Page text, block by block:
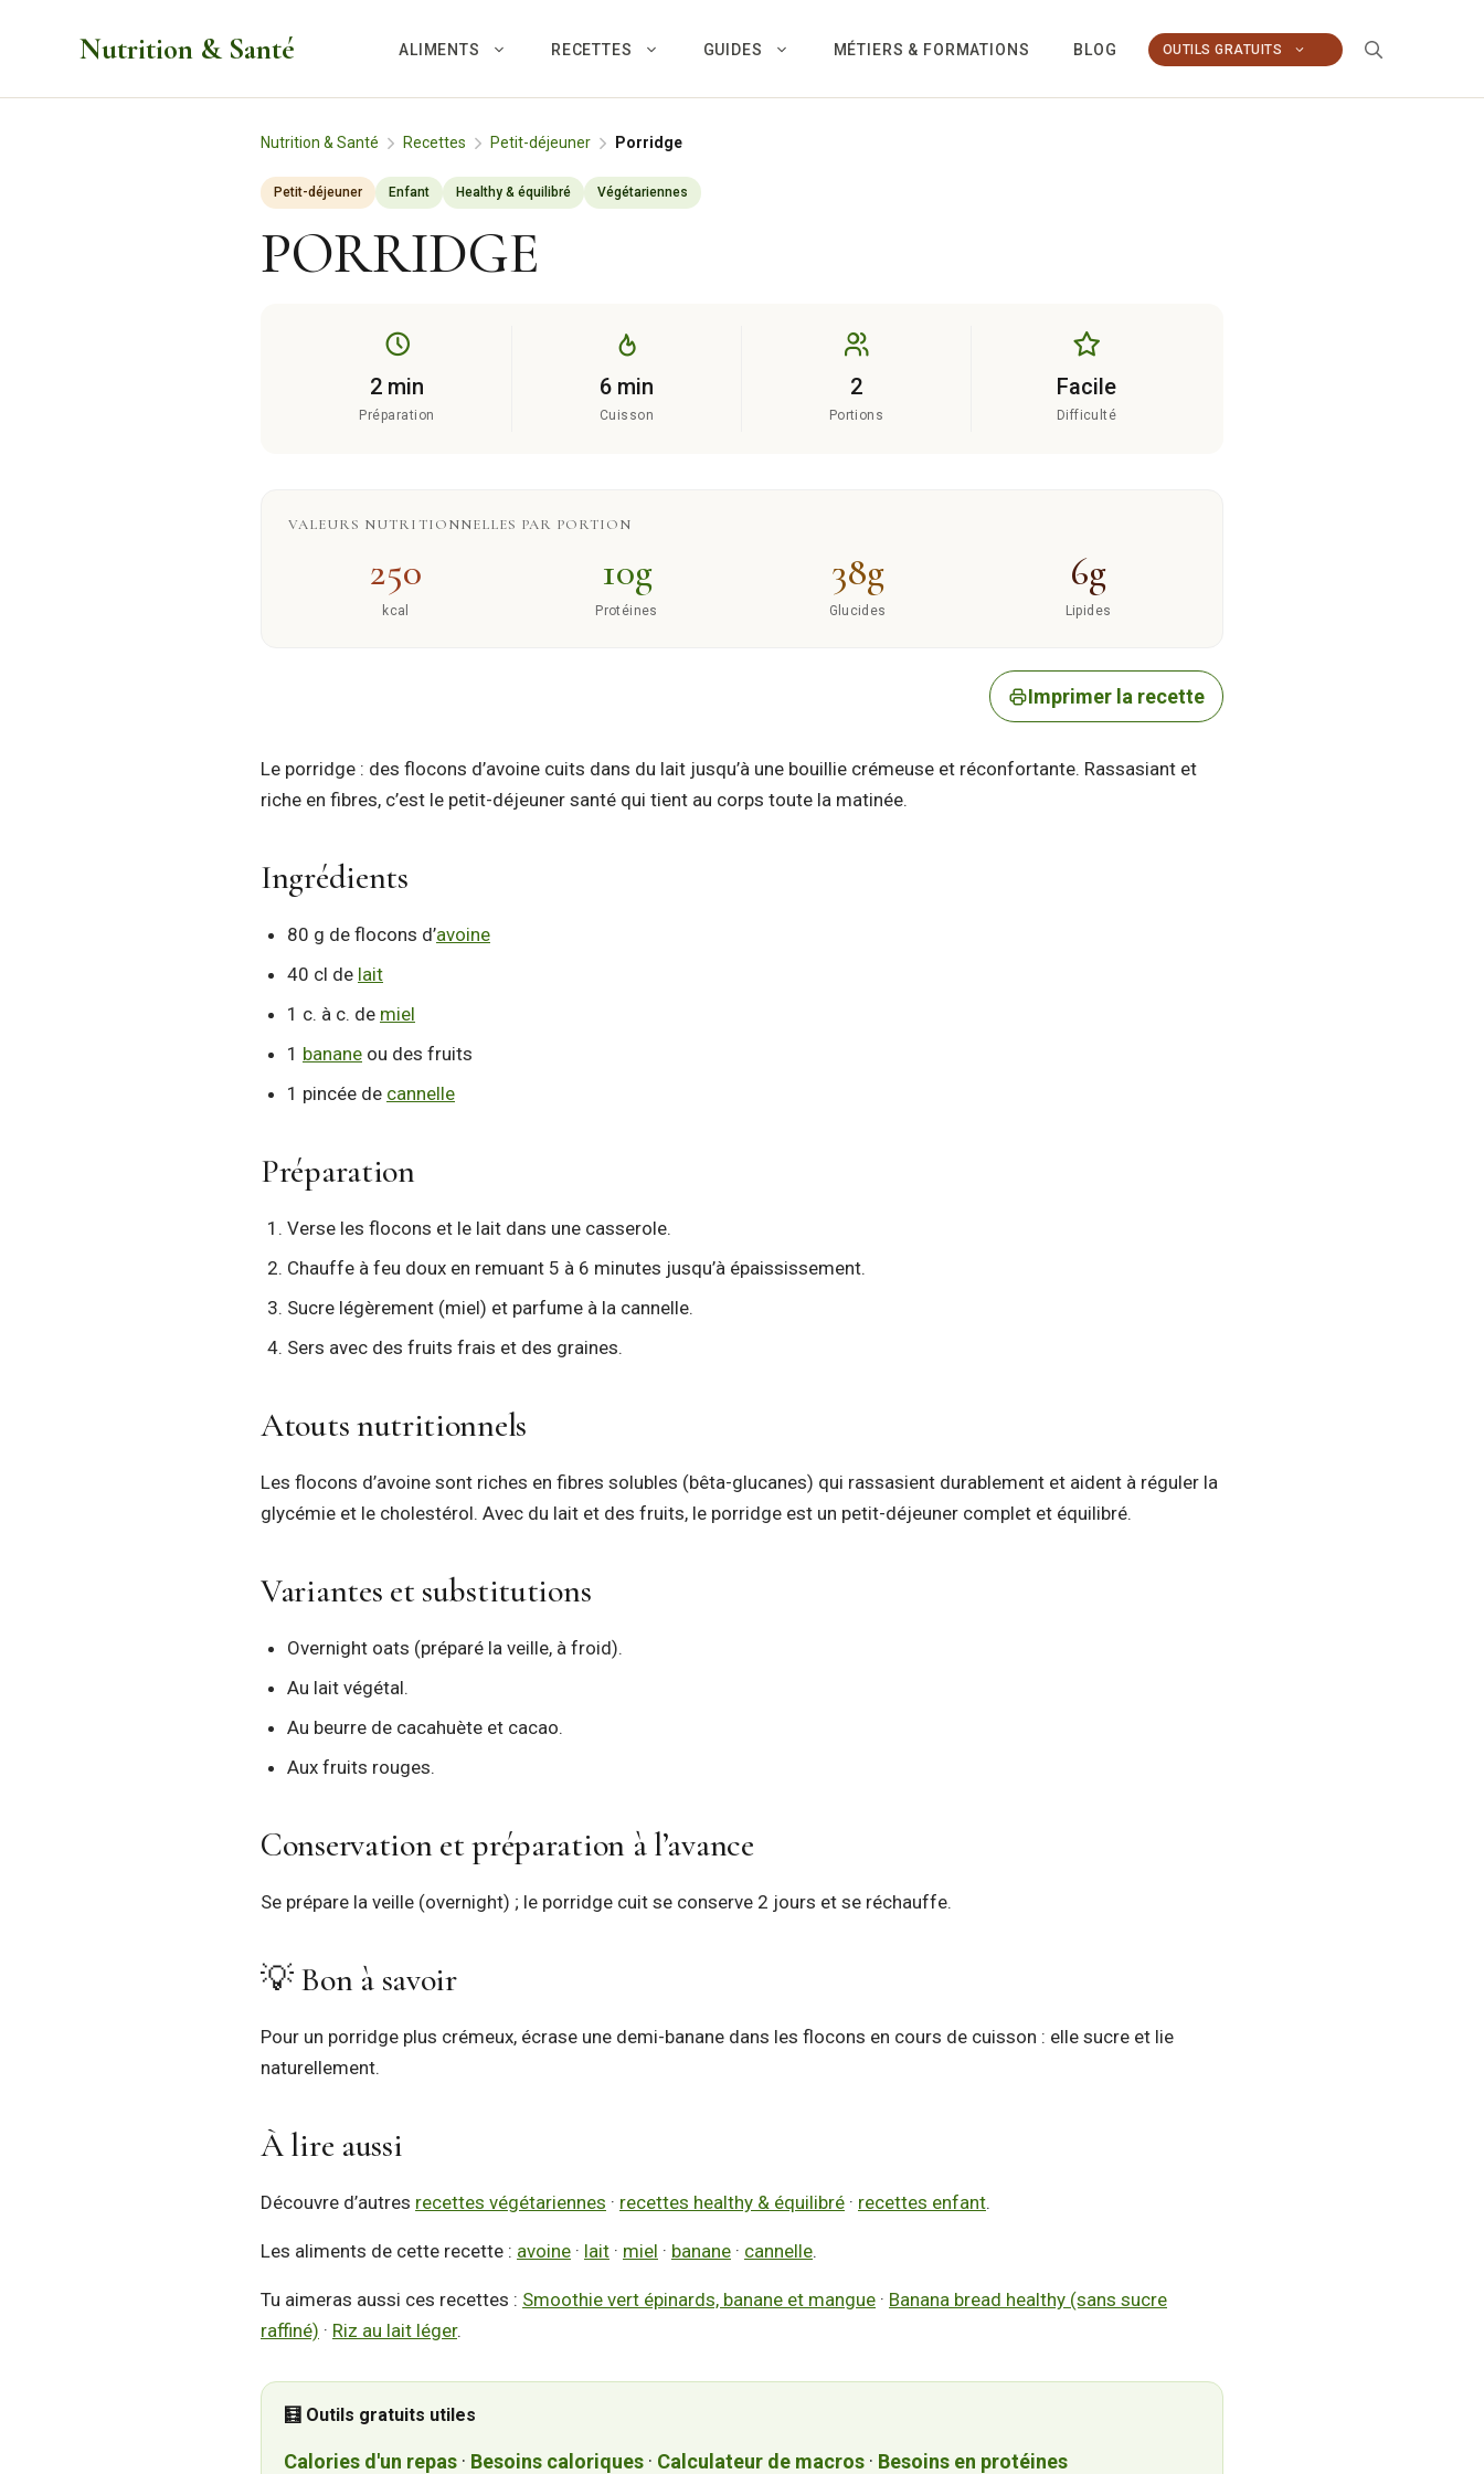
Nutrition & Santé ALIMENTS RECETTES GUIDES MÉTIERS & FORMATIONS BLOG OUTILS GRATUITS
Nutrition & Santé Recettes Petit-déjeuner Porridge
Petit-déjeuner Enfant Healthy & équilibré Végétariennes
PORRIDGE
2 min
Préparation
6 min
Cuisson
2
Portions
Facile
Difficulté
VALEURS NUTRITIONNELLES PAR PORTION
250
kcal
10g
Protéines
38g
Glucides
6g
Lipides
Imprimer la recette
Le porridge : des flocons d’avoine cuits dans du lait jusqu’à une bouillie crémeuse et réconfortante. Rassasiant et
riche en fibres, c’est le petit-déjeuner santé qui tient au corps toute la matinée.
Ingrédients
80 g de flocons d’avoine
40 cl de lait
1 c. à c. de miel
1 banane ou des fruits
1 pincée de cannelle
Préparation
Verse les flocons et le lait dans une casserole.
Chauffe à feu doux en remuant 5 à 6 minutes jusqu’à épaississement.
Sucre légèrement (miel) et parfume à la cannelle.
Sers avec des fruits frais et des graines.
Atouts nutritionnels
Les flocons d’avoine sont riches en fibres solubles (bêta-glucanes) qui rassasient durablement et aident à réguler la
glycémie et le cholestérol. Avec du lait et des fruits, le porridge est un petit-déjeuner complet et équilibré.
Variantes et substitutions
Overnight oats (préparé la veille, à froid).
Au lait végétal.
Au beurre de cacahuète et cacao.
Aux fruits rouges.
Conservation et préparation à l’avance
Se prépare la veille (overnight) ; le porridge cuit se conserve 2 jours et se réchauffe.
💡 Bon à savoir
Pour un porridge plus crémeux, écrase une demi-banane dans les flocons en cours de cuisson : elle sucre et lie
naturellement.
À lire aussi
Découvre d’autres recettes végétariennes · recettes healthy & équilibré · recettes enfant.
Les aliments de cette recette : avoine · lait · miel · banane · cannelle.
Tu aimeras aussi ces recettes : Smoothie vert épinards, banane et mangue · Banana bread healthy (sans sucre
raffiné) · Riz au lait léger.
🧮 Outils gratuits utiles
Calories d'un repas · Besoins caloriques · Calculateur de macros · Besoins en protéines